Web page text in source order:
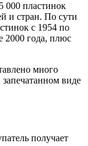
000 пластинок
и стран. По сути
с 1954 по
2000 года, плюс
много
виде
получает